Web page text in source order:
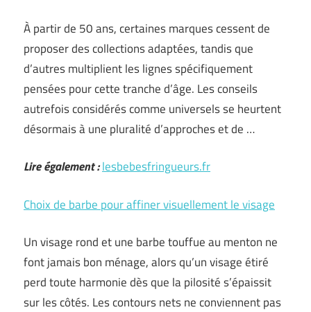
À partir de 50 ans, certaines marques cessent de
proposer des collections adaptées, tandis que
d’autres multiplient les lignes spécifiquement
pensées pour cette tranche d’âge. Les conseils
autrefois considérés comme universels se heurtent
désormais à une pluralité d’approches et de …
Lire également :lesbebesfringueurs.fr
Choix de barbe pour affiner visuellement le visage
Un visage rond et une barbe touffue au menton ne
font jamais bon ménage, alors qu’un visage étiré
perd toute harmonie dès que la pilosité s’épaissit
sur les côtés. Les contours nets ne conviennent pas